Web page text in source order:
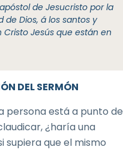
DEL SERMÓN
persona está a punto de
¿haría una
supiera que el mismo
apóstol de Jesucristo por la
de Dios, á los santos y
Cristo Jesús que están en